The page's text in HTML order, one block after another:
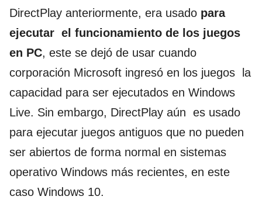
DirectPlay anteriormente, era usado para
ejecutar el funcionamiento de los juegos
en PC, este se dejó de usar cuando
corporación Microsoft ingresó en los juegos la
capacidad para ser ejecutados en Windows
Live. Sin embargo, DirectPlay aún es usado
para ejecutar juegos antiguos que no pueden
ser abiertos de forma normal en sistemas
operativo Windows más recientes, en este
caso Windows 10.